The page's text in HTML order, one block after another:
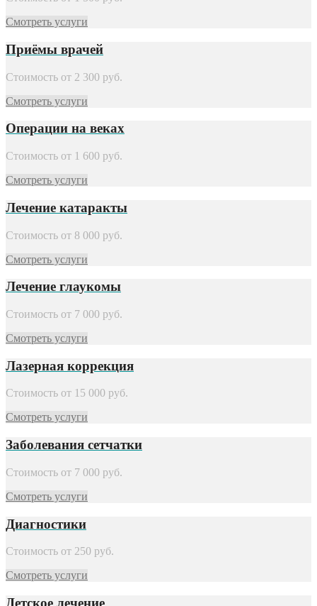
Смотреть услуги
Приёмы врачей
Стоимость от 2 300 руб.
Смотреть услуги
Операции на веках
Стоимость от 1 600 руб.
Смотреть услуги
Лечение катаракты
Стоимость от 8 000 руб.
Смотреть услуги
Лечение глаукомы
Стоимость от 7 000 руб.
Смотреть услуги
Лазерная коррекция
Стоимость от 15 000 руб.
Смотреть услуги
Заболевания сетчатки
Стоимость от 7 000 руб.
Смотреть услуги
Диагностики
Стоимость от 250 руб.
Смотреть услуги
Детское лечение